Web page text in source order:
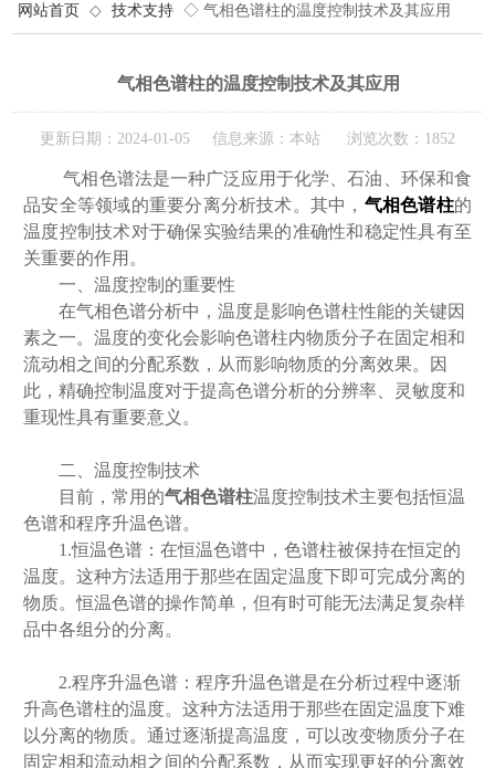
网站首页 ◇ 技术支持 ◇ 气相色谱柱的温度控制技术及其应用
气相色谱柱的温度控制技术及其应用
更新日期：2024-01-05 信息来源：本站 浏览次数：1852
气相色谱法是一种广泛应用于化学、石油、环保和食
品安全等领域的重要分离分析技术。其中， 气相色谱柱的
温度控制技术对于确保实验结果的准确性和稳定性具有至
关重要的作用。
一、温度控制的重要性
在气相色谱分析中，温度是影响色谱柱性能的关键因
素之一。温度的变化会影响色谱柱内物质分子在固定相和
流动相之间的分配系数，从而影响物质的分离效果。因
此，精确控制温度对于提高色谱分析的分辨率、灵敏度和
重现性具有重要意义。
二、温度控制技术
目前，常用的气相色谱柱温度控制技术主要包括恒温
色谱和程序升温色谱。
1.恒温色谱：在恒温色谱中，色谱柱被保持在恒定的
温度。这种方法适用于那些在固定温度下即可完成分离的
物质。恒温色谱的操作简单，但有时可能无法满足复杂样
品中各组分的分离。
2.程序升温色谱：程序升温色谱是在分析过程中逐渐
升高色谱柱的温度。这种方法适用于那些在固定温度下难
以分离的物质。通过逐渐提高温度，可以改变物质分子在
固定相和流动相之间的分配系数，从而实现更好的分离效